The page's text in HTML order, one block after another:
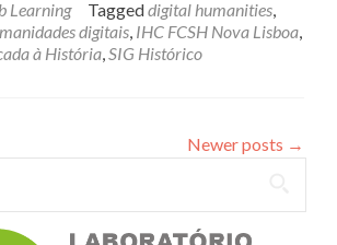
Learning Taggeddigital humanities,
digitais, IHC FCSH Nova Lisboa,
à História,SIG Histórico
Newer posts →